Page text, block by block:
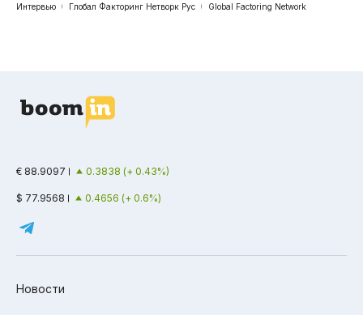
Интервью Глобал Факторинг Нетворк Рус Global Factoring Network
€ 88.9097 0.3838 (+ 0.43%)
$ 77.9568 0.4656 (+ 0.6%)
Новости